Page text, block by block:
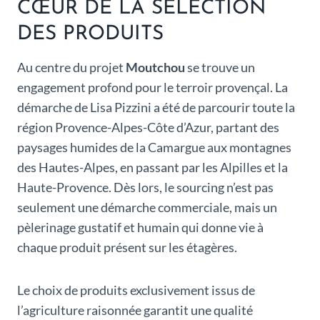
CŒUR DE LA SÉLECTION
DES PRODUITS
Au centre du projet Moutchouse trouve un
engagement profond pour le terroir provençal. La
démarche de Lisa Pizzini a été de parcourir toute la
région Provence-Alpes-Côte d’Azur, partant des
paysages humides de la Camargue aux montagnes
des Hautes-Alpes, en passant par les Alpilles et la
Haute-Provence. Dès lors, le sourcing n’est pas
seulement une démarche commerciale, mais un
pèlerinage gustatif et humain qui donne vie à
chaque produit présent sur les étagères.
Le choix de produits exclusivement issus de
l’agriculture raisonnée garantit une qualité